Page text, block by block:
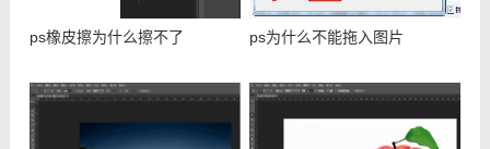
ps橡皮擦为什么擦不了 ps为什么不能拖入图片